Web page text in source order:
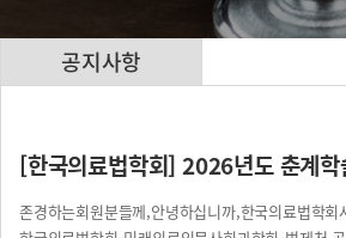
공지사항
[한국의료법학회] 2026년도 춘계학
존경하는회원분들께,안녕하십니까,한국의료법학